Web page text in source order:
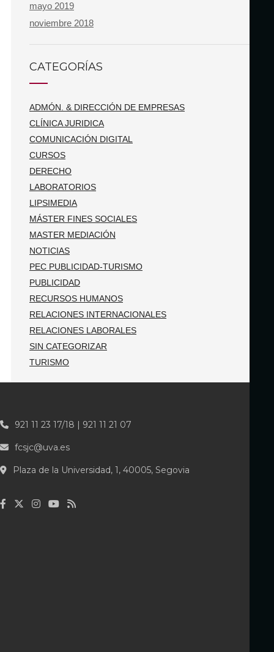
mayo 2019
noviembre 2018
CATEGORÍAS
ADMÓN. & DIRECCIÓN DE EMPRESAS
CLÍNICA JURIDICA
COMUNICACIÓN DIGITAL
CURSOS
DERECHO
LABORATORIOS
LIPSIMEDIA
MÁSTER FINES SOCIALES
MASTER MEDIACIÓN
NOTICIAS
PEC PUBLICIDAD-TURISMO
PUBLICIDAD
RECURSOS HUMANOS
RELACIONES INTERNACIONALES
RELACIONES LABORALES
SIN CATEGORIZAR
TURISMO
921 11 23 17/18 | 921 11 21 07
fcsjc@uva.es
Plaza de la Universidad, 1, 40005, Segovia